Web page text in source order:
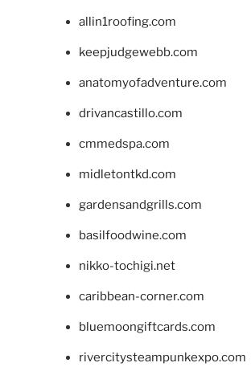
allin1roofing.com
keepjudgewebb.com
anatomyofadventure.com
drivancastillo.com
cmmedspa.com
midletontkd.com
gardensandgrills.com
basilfoodwine.com
nikko-tochigi.net
caribbean-corner.com
bluemoongiftcards.com
rivercitysteampunkexpo.com